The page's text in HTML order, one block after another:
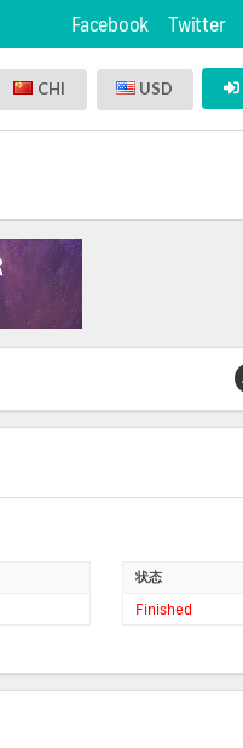
Facebook Twitter
CHI USD
状态
Finished